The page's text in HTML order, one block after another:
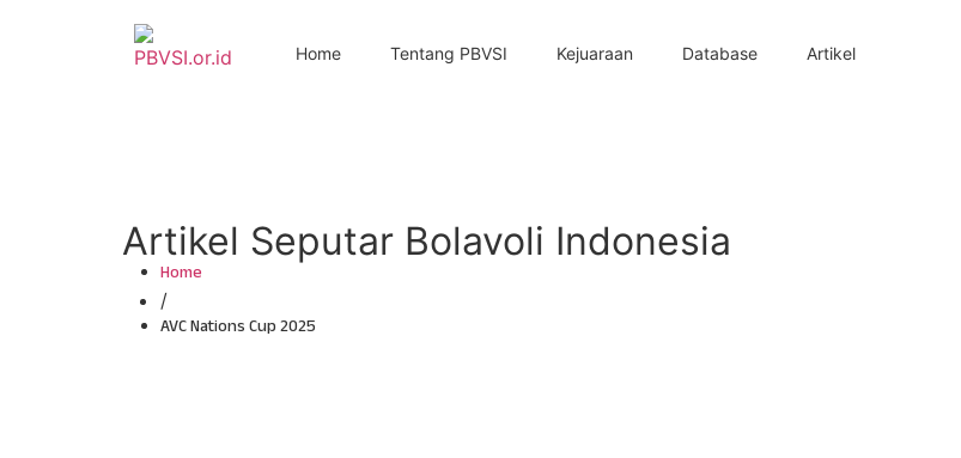
Home Tentang PBVSI Kejuaraan Database Artikel
Artikel Seputar Bolavoli Indonesia
Home
/
AVC Nations Cup 2025